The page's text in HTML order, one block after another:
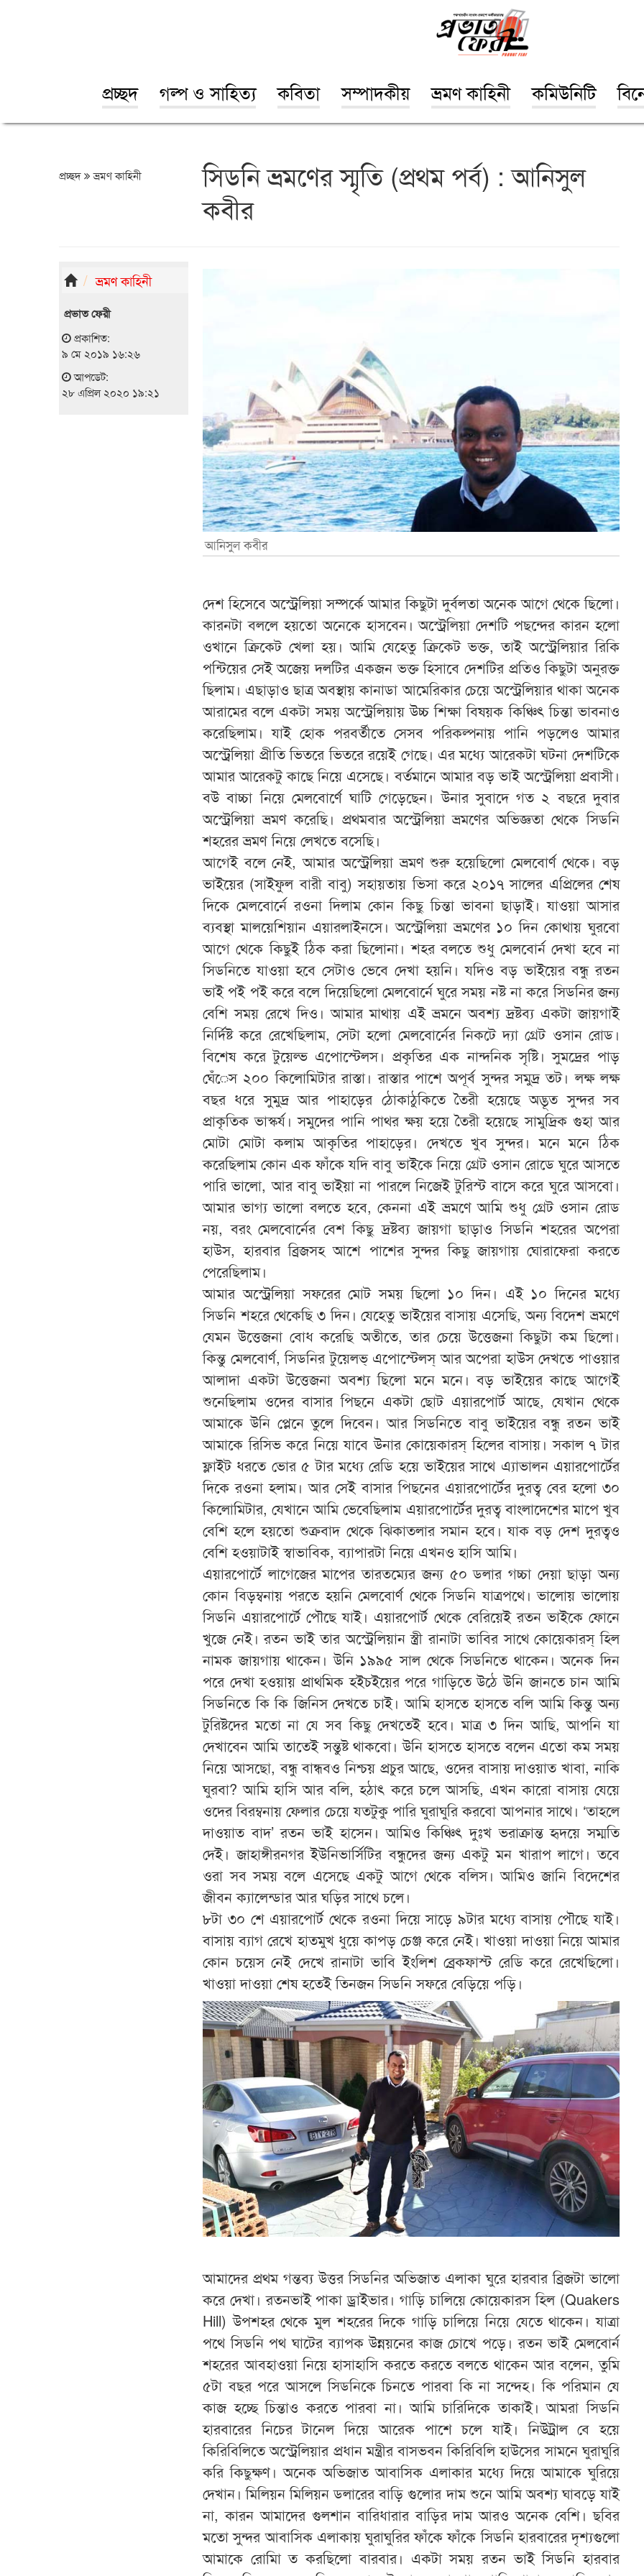
প্রচ্ছদ গল্প ও সাহিত্য কবিতা সম্পাদকীয় ভ্রমণ কাহিনী কমিউনিটি
প্রচ্ছদ ভ্রমণ কাহিনী
সিডনি ভ্রমণের স্মৃতি (প্রথম পর্ব) : আনিসুল
কবীর
ভ্রমণ কাহিনী
প্রভাত ফেরী
প্রকাশিত:
৯ মে ২০১৯ ১৬:২৬
আপডেট:
২৮ এপ্রিল ২০২০ ১৯:২১
আনিসুল কবীর
দেশ হিসেবে অস্ট্রেলিয়া সম্পর্কে আমার কিছুটা দুর্বলতা অনেক আগে থেকে ছিলো।
কারনটা বললে হয়তো অনেকে হাসবেন। অস্ট্রেলিয়া দেশটি পছন্দের কারন হলো
ওখানে ক্রিকেট খেলা হয়। আমি যেহেতু ক্রিকেট ভক্ত, তাই অস্ট্রেলিয়ার রিকি
পন্টিয়ের সেই অজেয় দলটির একজন ভক্ত হিসাবে দেশটির প্রতিও কিছুটা অনুরক্ত
ছিলাম। এছাড়াও ছাত্র অবস্থায় কানাডা আমেরিকার চেয়ে অস্ট্রেলিয়ার থাকা অনেক
আরামের বলে একটা সময় অস্ট্রেলিয়ায় উচ্চ শিক্ষা বিষয়ক কিঞ্চিৎ চিন্তা ভাবনাও
করেছিলাম। যাই হোক পরবর্তীতে সেসব পরিকল্পনায় পানি পড়লেও আমার
অস্ট্রেলিয়া প্রীতি ভিতরে ভিতরে রয়েই গেছে। এর মধ্যে আরেকটা ঘটনা দেশটিকে
আমার আরেকটু কাছে নিয়ে এসেছে। বর্তমানে আমার বড় ভাই অস্ট্রেলিয়া প্রবাসী।
বউ বাচ্চা নিয়ে মেলবোর্ণে ঘাটি গেড়েছেন। উনার সুবাদে গত ২ বছরে দুবার
অস্ট্রেলিয়া ভ্রমণ করেছি। প্রথমবার অস্ট্রেলিয়া ভ্রমণের অভিজ্ঞতা থেকে সিডনি
শহরের ভ্রমণ নিয়ে লেখতে বসেছি।
আগেই বলে নেই, আমার অস্ট্রেলিয়া ভ্রমণ শুরু হয়েছিলো মেলবোর্ণ থেকে। বড়
ভাইয়ের (সাইফুল বারী বাবু) সহায়তায় ভিসা করে ২০১৭ সালের এপ্রিলের শেষ
দিকে মেলবোর্নে রওনা দিলাম কোন কিছু চিন্তা ভাবনা ছাড়াই। যাওয়া আসার
ব্যবস্থা মালয়েশিয়ান এয়ারলাইনসে। অস্ট্রেলিয়া ভ্রমণের ১০ দিন কোথায় ঘুরবো
আগে থেকে কিছুই ঠিক করা ছিলোনা। শহর বলতে শুধু মেলবোর্ন দেখা হবে না
সিডনিতে যাওয়া হবে সেটাও ভেবে দেখা হয়নি। যদিও বড় ভাইয়ের বন্ধু রতন
ভাই পই পই করে বলে দিয়েছিলো মেলবোর্নে ঘুরে সময় নষ্ট না করে সিডনির জন্য
বেশি সময় রেখে দিও। আমার মাথায় এই ভ্রমনে অবশ্য দ্রষ্টব্য একটা জায়গাই
নির্দিষ্ট করে রেখেছিলাম, সেটা হলো মেলবোর্নের নিকটে দ্যা গ্রেট ওসান রোড।
বিশেষ করে টুয়েল্ভ এপোস্টেলস। প্রকৃতির এক নান্দনিক সৃষ্টি। সুমদ্রের পাড়
ঘেঁেস ২০০ কিলোমিটার রাস্তা। রাস্তার পাশে অপূর্ব সুন্দর সমুদ্র তট। লক্ষ লক্ষ
বছর ধরে সুমুদ্র আর পাহাড়ের ঠোকাঠুকিতে তৈরী হয়েছে অদ্ভূত সুন্দর সব
প্রাকৃতিক ভাস্কর্য। সমুদের পানি পাথর ক্ষয় হয়ে তৈরী হয়েছে সামুদ্রিক গুহা আর
মোটা মোটা কলাম আকৃতির পাহাড়ের। দেখতে খুব সুন্দর। মনে মনে ঠিক
করেছিলাম কোন এক ফাঁকে যদি বাবু ভাইকে নিয়ে গ্রেট ওসান রোডে ঘুরে আসতে
পারি ভালো, আর বাবু ভাইয়া না পারলে নিজেই টুরিস্ট বাসে করে ঘুরে আসবো।
আমার ভাগ্য ভালো বলতে হবে, কেননা এই ভ্রমণে আমি শুধু গ্রেট ওসান রোড
নয়, বরং মেলবোর্নের বেশ কিছু দ্রষ্টব্য জায়গা ছাড়াও সিডনি শহরের অপেরা
হাউস, হারবার ব্রিজসহ আশে পাশের সুন্দর কিছু জায়গায় ঘোরাফেরা করতে
পেরেছিলাম।
আমার অস্ট্রেলিয়া সফরের মোট সময় ছিলো ১০ দিন। এই ১০ দিনের মধ্যে
সিডনি শহরে থেকেছি ৩ দিন। যেহেতু ভাইয়ের বাসায় এসেছি, অন্য বিদেশ ভ্রমণে
যেমন উত্তেজনা বোধ করেছি অতীতে, তার চেয়ে উত্তেজনা কিছুটা কম ছিলো।
কিন্তু মেলবোর্ণ, সিডনির টুয়েলভ্ এপোস্টেলস্ আর অপেরা হাউস দেখতে পাওয়ার
আলাদা একটা উত্তেজনা অবশ্য ছিলো মনে মনে। বড় ভাইয়ের কাছে আগেই
শুনেছিলাম ওদের বাসার পিছনে একটা ছোট এয়ারপোর্ট আছে, যেখান থেকে
আমাকে উনি প্লেনে তুলে দিবেন। আর সিডনিতে বাবু ভাইয়ের বন্ধু রতন ভাই
আমাকে রিসিভ করে নিয়ে যাবে উনার কোয়েকারস্ হিলের বাসায়। সকাল ৭ টার
ফ্লাইট ধরতে ভোর ৫ টার মধ্যে রেডি হয়ে ভাইয়ের সাথে এ্যাভালন এয়ারপোর্টের
দিকে রওনা হলাম। আর সেই বাসার পিছনের এয়ারপোর্টের দুরত্ব বের হলো ৩০
কিলোমিটার, যেখানে আমি ভেবেছিলাম এয়ারপোর্টের দুরত্ব বাংলাদেশের মাপে খুব
বেশি হলে হয়তো শুক্রবাদ থেকে ঝিকাতলার সমান হবে। যাক বড় দেশ দুরত্বও
বেশি হওয়াটাই স্বাভাবিক, ব্যাপারটা নিয়ে এখনও হাসি আমি।
এয়ারপোর্টে লাগেজের মাপের তারতম্যের জন্য ৫০ ডলার গচ্চা দেয়া ছাড়া অন্য
কোন বিড়ম্বনায় পরতে হয়নি মেলবোর্ণ থেকে সিডনি যাত্রপথে। ভালোয় ভালোয়
সিডনি এয়ারপোর্টে পৌছে যাই। এয়ারপোর্ট থেকে বেরিয়েই রতন ভাইকে ফোনে
খুজে নেই। রতন ভাই তার অস্ট্রেলিয়ান স্ত্রী রানাটা ভাবির সাথে কোয়েকারস্ হিল
নামক জায়গায় থাকেন। উনি ১৯৯৫ সাল থেকে সিডনিতে থাকেন। অনেক দিন
পরে দেখা হওয়ায় প্রাথমিক হইচইয়ের পরে গাড়িতে উঠে উনি জানতে চান আমি
সিডনিতে কি কি জিনিস দেখতে চাই। আমি হাসতে হাসতে বলি আমি কিন্তু অন্য
টুরিষ্টদের মতো না যে সব কিছু দেখতেই হবে। মাত্র ৩ দিন আছি, আপনি যা
দেখাবেন আমি তাতেই সন্তুষ্ট থাকবো। উনি হাসতে হাসতে বলেন এতো কম সময়
নিয়ে আসছো, বন্ধু বান্ধবও নিশ্চয় প্রচুর আছে, ওদের বাসায় দাওয়াত খাবা, নাকি
ঘুরবা? আমি হাসি আর বলি, হঠাৎ করে চলে আসছি, এখন কারো বাসায় যেয়ে
ওদের বিরম্বনায় ফেলার চেয়ে যতটুকু পারি ঘুরাঘুরি করবো আপনার সাথে। ‘তাহলে
দাওয়াত বাদ’ রতন ভাই হাসেন। আমিও কিঞ্চিৎ দুঃখ ভরাক্রান্ত হৃদয়ে সম্মতি
দেই। জাহাঙ্গীরনগর ইউনিভার্সিটির বন্ধুদের জন্য একটু মন খারাপ লাগে। তবে
ওরা সব সময় বলে এসেছে একটু আগে থেকে বলিস। আমিও জানি বিদেশের
জীবন ক্যালেন্ডার আর ঘড়ির সাথে চলে।
৮টা ৩০ শে এয়ারপোর্ট থেকে রওনা দিয়ে সাড়ে ৯টার মধ্যে বাসায় পৌছে যাই।
বাসায় ব্যাগ রেখে হাতমুখ ধুয়ে কাপড় চেঞ্জ করে নেই। খাওয়া দাওয়া নিয়ে আমার
কোন চয়েস নেই দেখে রানাটা ভাবি ইংলিশ ব্রেকফাস্ট রেডি করে রেখেছিলো।
খাওয়া দাওয়া শেষ হতেই তিনজন সিডনি সফরে বেড়িয়ে পড়ি।
আমাদের প্রথম গন্তব্য উত্তর সিডনির অভিজাত এলাকা ঘুরে হারবার ব্রিজটা ভালো
করে দেখা। রতনভাই পাকা ড্রাইভার। গাড়ি চালিয়ে কোয়েকারস হিল (Quakers
Hill) উপশহর থেকে মুল শহরের দিকে গাড়ি চালিয়ে নিয়ে যেতে থাকেন। যাত্রা
পথে সিডনি পথ ঘাটের ব্যাপক উন্নয়নের কাজ চোখে পড়ে। রতন ভাই মেলবোর্ন
শহরের আবহাওয়া নিয়ে হাসাহাসি করতে করতে বলতে থাকেন আর বলেন, তুমি
৫টা বছর পরে আসলে সিডনিকে চিনতে পারবা কি না সন্দেহ। কি পরিমান যে
কাজ হচ্ছে চিন্তাও করতে পারবা না। আমি চারিদিকে তাকাই। আমরা সিডনি
হারবারের নিচের টানেল দিয়ে আরেক পাশে চলে যাই। নিউট্রাল বে হয়ে
কিরিবিলিতে অস্ট্রেলিয়ার প্রধান মন্ত্রীর বাসভবন কিরিবিলি হাউসের সামনে ঘুরাঘুরি
করি কিছুক্ষণ। অনেক অভিজাত আবাসিক এলাকার মধ্যে দিয়ে আমাকে ঘুরিয়ে
দেখান। মিলিয়ন মিলিয়ন ডলারের বাড়ি গুলোর দাম শুনে আমি অবশ্য ঘাবড়ে যাই
না, কারন আমাদের গুলশান বারিধারার বাড়ির দাম আরও অনেক বেশি। ছবির
মতো সুন্দর আবাসিক এলাকায় ঘুরাঘুরির ফাঁকে ফাঁকে সিডনি হারবারের দৃশ্যগুলো
আমাকে রোমাি ত করছিলো বারবার। একটা সময় রতন ভাই সিডনি হারবার